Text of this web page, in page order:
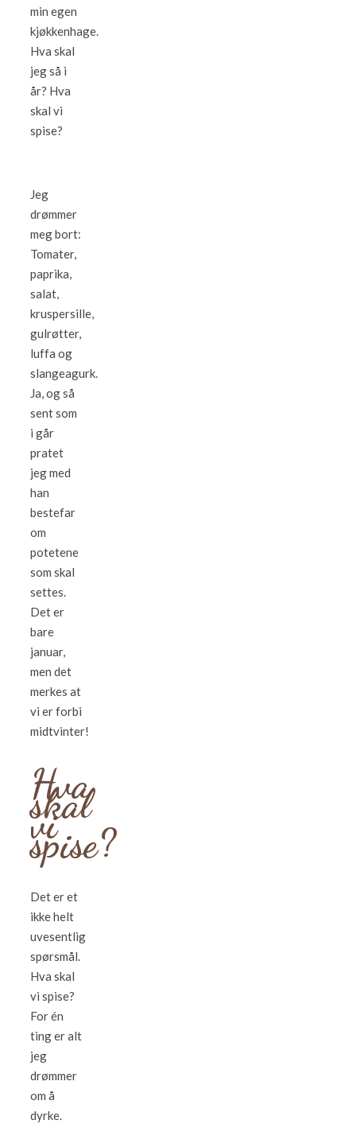
min egen
kjøkkenhage.
Hva skal
jeg så i
år? Hva
skal vi
spise?
Jeg
drømmer
meg bort:
Tomater,
paprika,
salat,
kruspersille,
gulrøtter,
luffa og
slangeagurk.
Ja, og så
sent som
i går
pratet
jeg med
han
bestefar
om
potetene
som skal
settes.
Det er
bare
januar,
men det
merkes at
vi er forbi
midtvinter!
Hva
skal
vi
spise?
Det er et
ikke helt
uvesentlig
spørsmål.
Hva skal
vi spise?
For én
ting er alt
jeg
drømmer
om å
dyrke.